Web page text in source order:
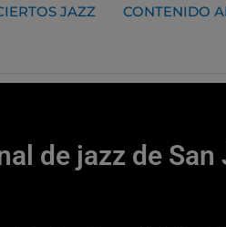
JAZZ
CONTENIDO
de jazz de